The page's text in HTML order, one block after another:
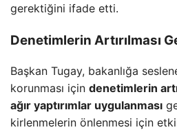
gerektiğini ifade etti.
Denetimlerin Artırılması
Başkan Tugay, bakanlığa
korunması için denetimlerin
ağır yaptırımlar uygulanması
kirlenmelerin önlenmesi için